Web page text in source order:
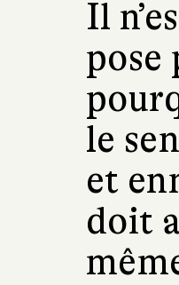
Il
pose
le
et
doit